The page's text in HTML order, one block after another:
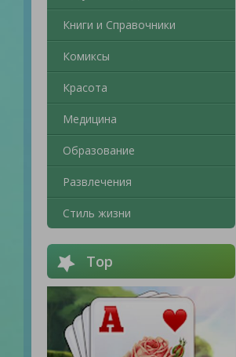
Книги и Справочники
Комиксы
Красота
Медицина
Образование
Развлечения
Стиль жизни
Top